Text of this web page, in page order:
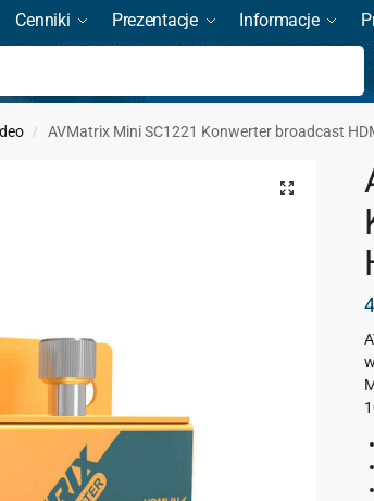
Cenniki Prezentacje Informacje
Szukaj
/ AVMatrix Mini SC1221 Konwerter broadcast